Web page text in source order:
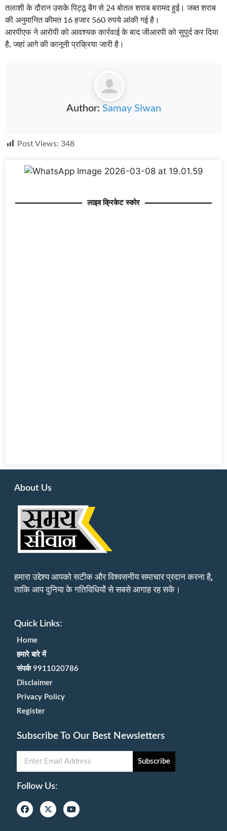
तलाशी के दौरान उसके पिट्ठू बैग से 24 बोतल शराब बरामद हुई। जब्त शराब
की अनुमानित कीमत 16 हजार 560 रुपये आंकी गई है।
आरपीएफ ने आरोपी को आवश्यक कार्रवाई के बाद जीआरपी को सुपुर्द कर दिया
है, जहां आगे की कानूनी प्रक्रिया जारी है।
Author: Samay Siwan
Post Views: 348
लाइव क्रिकेट स्कोर
About Us
हमारा उद्देश्य आपको सटीक और विश्वसनीय समाचार प्रदान करना है,
ताकि आप दुनिया के गतिविधियों से सबसे आगाह रह सकें।
Quick Links:
Home
हमारे बारे में
संपर्क 9911020786
Disclaimer
Privacy Policy
Register
Subscribe To Our Best Newsletters
Subscribe
Follow Us: